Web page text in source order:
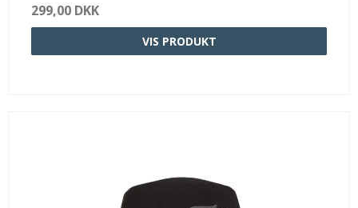
299,00 DKK
VIS PRODUKT